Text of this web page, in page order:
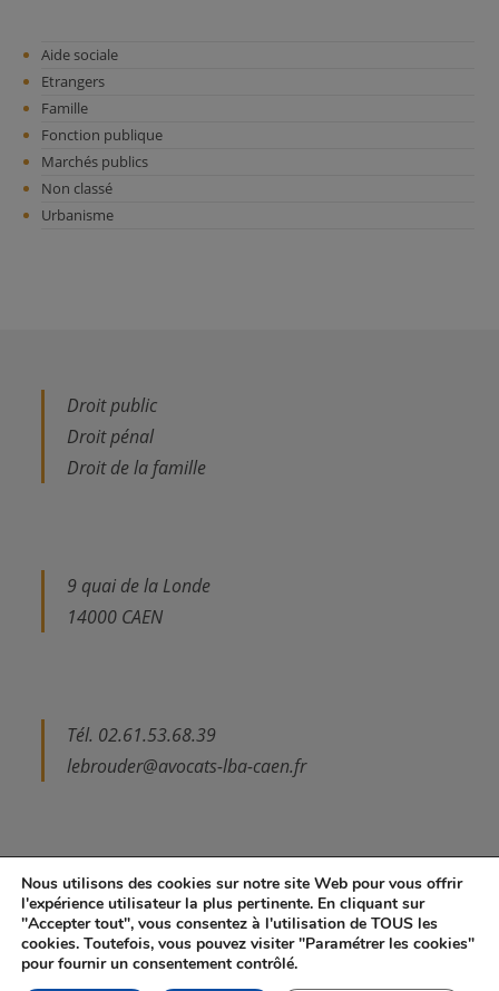
Aide sociale
Etrangers
Famille
Fonction publique
Marchés publics
Non classé
Urbanisme
Droit public
Droit pénal
Droit de la famille
9 quai de la Londe
14000 CAEN
Tél. 02.61.53.68.39
lebrouder@avocats-lba-caen.fr
Mentions légales et Politique de confidentialité Contact
Nous utilisons des cookies sur notre site Web pour vous offrir
l'expérience utilisateur la plus pertinente. En cliquant sur
"Accepter tout", vous consentez à l'utilisation de TOUS les
cookies. Toutefois, vous pouvez visiter "Paramétrer les cookies"
pour fournir un consentement contrôlé.